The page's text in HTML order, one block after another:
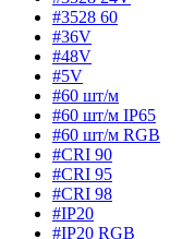
#3528 60
#36V
#48V
#5V
#60 шт/м
#60 шт/м IP65
#60 шт/м RGB
#CRI 90
#CRI 95
#CRI 98
#IP20
#IP20 RGB